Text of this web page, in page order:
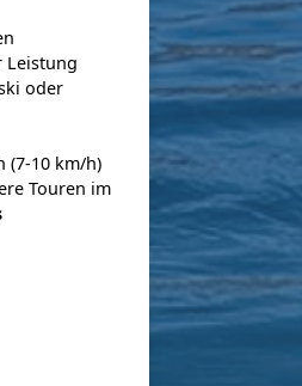
Leistung
oder
(7-10 km/h)
Touren im